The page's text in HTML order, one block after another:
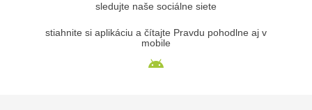
sledujte naše sociálne siete
stiahnite si aplikáciu a čítajte Pravdu pohodlne aj v
mobile